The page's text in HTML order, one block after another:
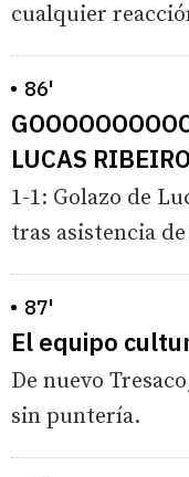
cualquier
86'
LUCAS
1-1: Golazo de
tras asistencia
87'
El equipo
De nuevo
sin puntería.